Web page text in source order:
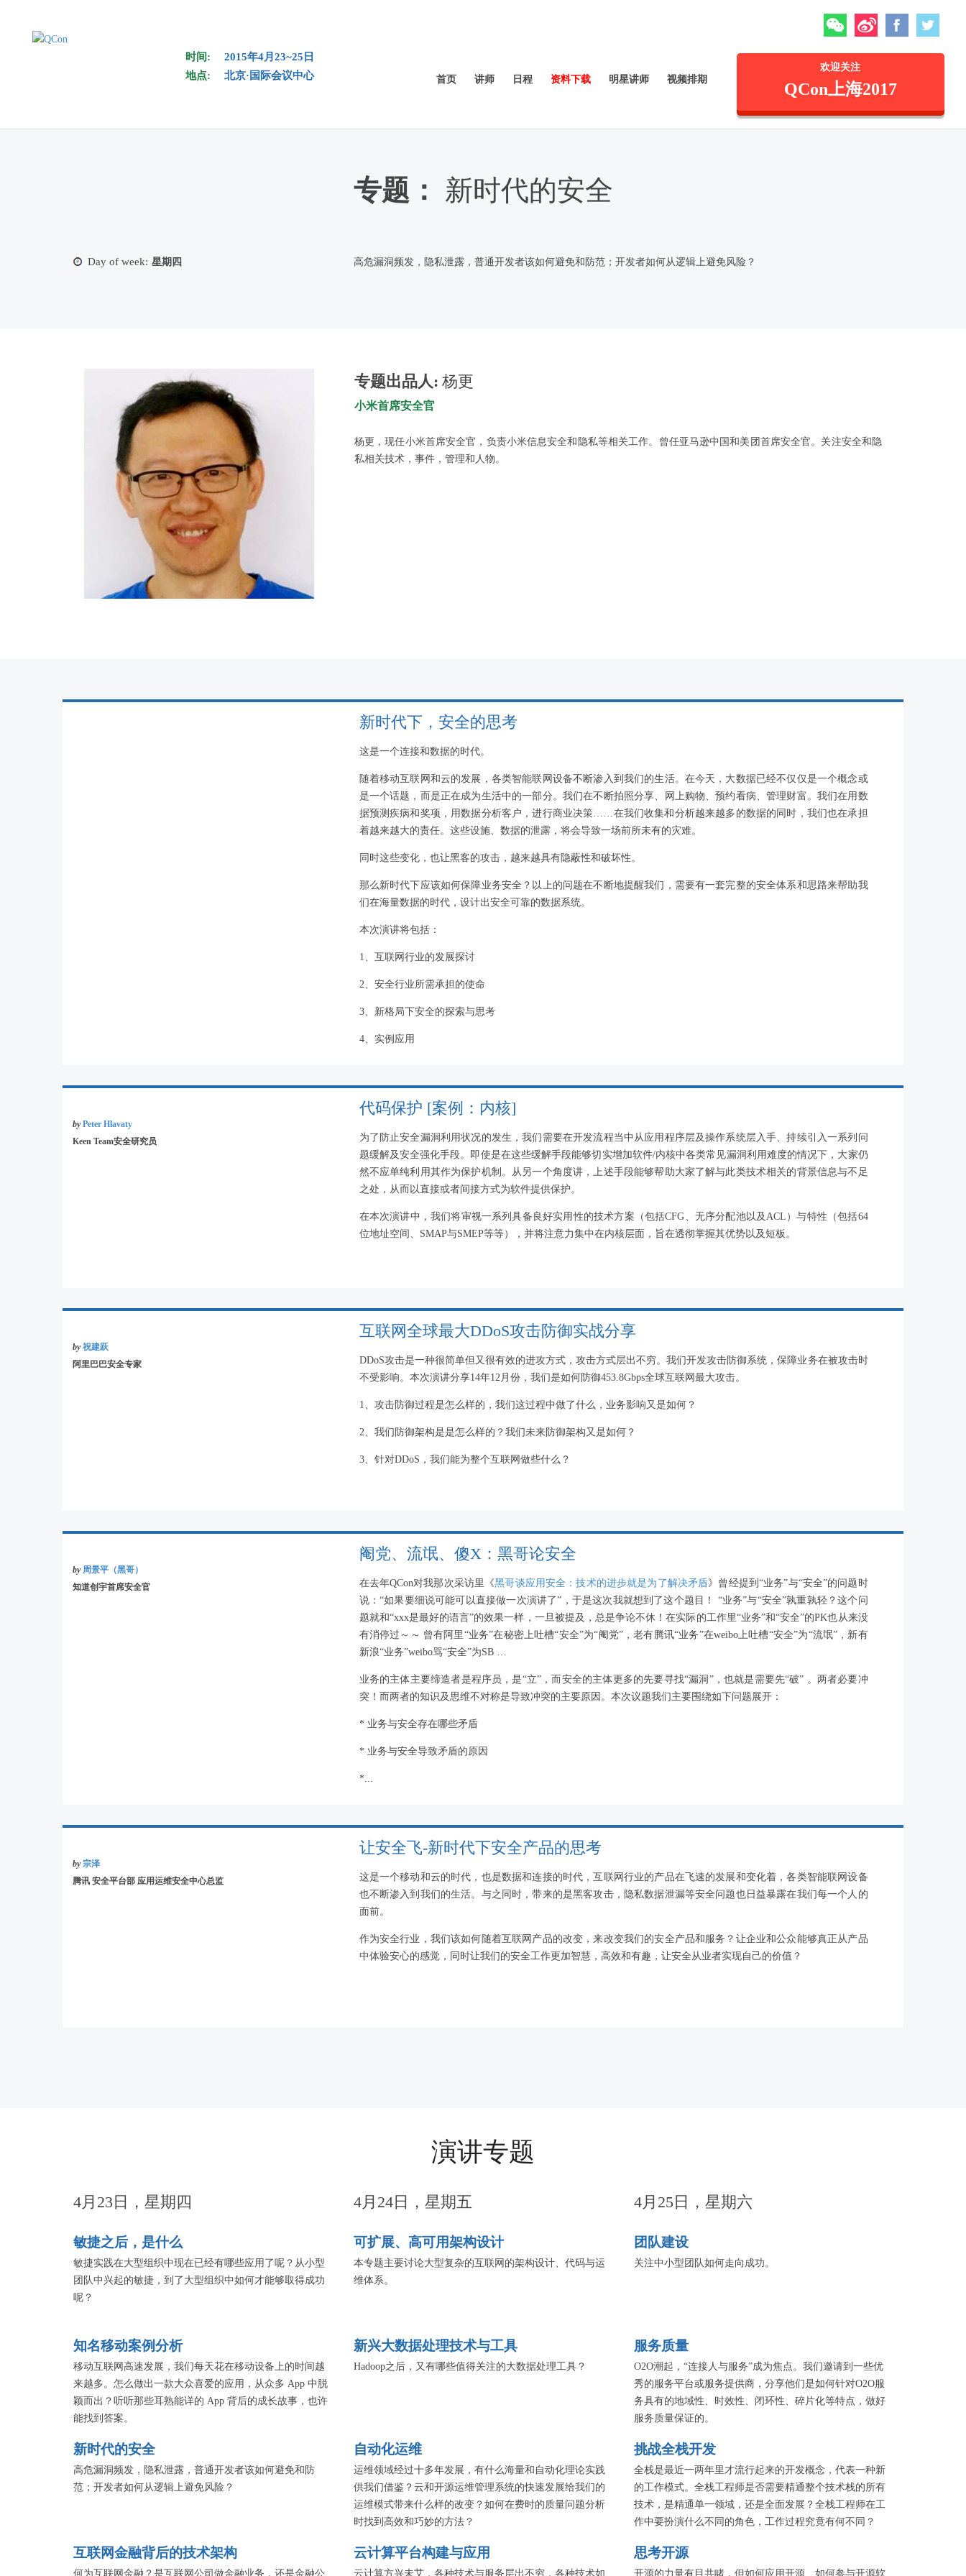
时间:
2015年4月23~25日
地点:
北京·国际会议中心
微信 微博 Facebook
首页 讲师 日程 资料下载 明星讲师 视频排期
欢迎关注
QCon上海2017
专题： 新时代的安全
Day of week: 星期四 高危漏洞频发，隐私泄露，普通开发者该如何避免和防范；开发者如何从逻辑上避免风险？
专题出品人: 杨更
小米首席安全官
杨更，现任小米首席安全官，负责小米信息安全和隐私等相关工作。曾任亚马逊中国和美团首席安全官。关注安全和隐
私相关技术，事件，管理和人物。
新时代下，安全的思考
这是一个连接和数据的时代。
随着移动互联网和云的发展，各类智能联网设备不断渗入到我们的生活。在今天，大数据已经不仅仅是一个概念或
是一个话题，而是正在成为生活中的一部分。我们在不断拍照分享、网上购物、预约看病、管理财富。我们在用数
据预测疾病和奖项，用数据分析客户，进行商业决策……在我们收集和分析越来越多的数据的同时，我们也在承担
着越来越大的责任。这些设施、数据的泄露，将会导致一场前所未有的灾难。
同时这些变化，也让黑客的攻击，越来越具有隐蔽性和破坏性。
那么新时代下应该如何保障业务安全？以上的问题在不断地提醒我们，需要有一套完整的安全体系和思路来帮助我
们在海量数据的时代，设计出安全可靠的数据系统。
本次演讲将包括：
1、互联网行业的发展探讨
2、安全行业所需承担的使命
3、新格局下安全的探索与思考
4、实例应用
by Peter Hlavaty
Keen Team安全研究员
代码保护 [案例：内核]
为了防止安全漏洞利用状况的发生，我们需要在开发流程当中从应用程序层及操作系统层入手、持续引入一系列问
题缓解及安全强化手段。即使是在这些缓解手段能够切实增加软件/内核中各类常见漏洞利用难度的情况下，大家仍
然不应单纯利用其作为保护机制。从另一个角度讲，上述手段能够帮助大家了解与此类技术相关的背景信息与不足
之处，从而以直接或者间接方式为软件提供保护。
在本次演讲中，我们将审视一系列具备良好实用性的技术方案（包括CFG、无序分配池以及ACL）与特性（包括64
位地址空间、SMAP与SMEP等等），并将注意力集中在内核层面，旨在透彻掌握其优势以及短板。
by 祝建跃
阿里巴巴安全专家
互联网全球最大DDoS攻击防御实战分享
DDoS攻击是一种很简单但又很有效的进攻方式，攻击方式层出不穷。我们开发攻击防御系统，保障业务在被攻击时
不受影响。本次演讲分享14年12月份，我们是如何防御453.8Gbps全球互联网最大攻击。
1、攻击防御过程是怎么样的，我们这过程中做了什么，业务影响又是如何？
2、我们防御架构是是怎么样的？我们未来防御架构又是如何？
3、针对DDoS，我们能为整个互联网做些什么？
by 周景平（黑哥）
知道创宇首席安全官
阉党、流氓、傻X：黑哥论安全
在去年QCon对我那次采访里《黑哥谈应用安全：技术的进步就是为了解决矛盾》曾经提到“业务”与“安全”的问题时
说：“如果要细说可能可以直接做一次演讲了”，于是这次我就想到了这个题目！ “业务”与“安全”孰重孰轻？这个问
题就和“xxx是最好的语言”的效果一样，一旦被提及，总是争论不休！在实际的工作里“业务”和“安全”的PK也从来没
有消停过～～ 曾有阿里“业务”在秘密上吐槽“安全”为“阉党”，老有腾讯“业务”在weibo上吐槽“安全”为“流氓”，新有
新浪“业务”weibo骂“安全”为SB …
业务的主体主要缔造者是程序员，是“立”，而安全的主体更多的先要寻找“漏洞”，也就是需要先“破” 。两者必要冲
突！而两者的知识及思维不对称是导致冲突的主要原因。本次议题我们主要围绕如下问题展开：
* 业务与安全存在哪些矛盾
* 业务与安全导致矛盾的原因
*...
by 宗泽
腾讯 安全平台部 应用运维安全中心总监
让安全飞-新时代下安全产品的思考
这是一个移动和云的时代，也是数据和连接的时代，互联网行业的产品在飞速的发展和变化着，各类智能联网设备
也不断渗入到我们的生活。与之同时，带来的是黑客攻击，隐私数据泄漏等安全问题也日益暴露在我们每一个人的
面前。
作为安全行业，我们该如何随着互联网产品的改变，来改变我们的安全产品和服务？让企业和公众能够真正从产品
中体验安心的感觉，同时让我们的安全工作更加智慧，高效和有趣，让安全从业者实现自己的价值？
演讲专题
4月23日，星期四
敏捷之后，是什么
敏捷实践在大型组织中现在已经有哪些应用了呢？从小型
团队中兴起的敏捷，到了大型组织中如何才能够取得成功
呢？
知名移动案例分析
移动互联网高速发展，我们每天花在移动设备上的时间越
来越多。怎么做出一款大众喜爱的应用，从众多 App 中脱
颖而出？听听那些耳熟能详的 App 背后的成长故事，也许
能找到答案。
新时代的安全
高危漏洞频发，隐私泄露，普通开发者该如何避免和防
范；开发者如何从逻辑上避免风险？
互联网金融背后的技术架构
何为互联网金融？是互联网公司做金融业务，还是金融公
4月24日，星期五
可扩展、高可用架构设计
本专题主要讨论大型复杂的互联网的架构设计、代码与运
维体系。
新兴大数据处理技术与工具
Hadoop之后，又有哪些值得关注的大数据处理工具？
自动化运维
运维领域经过十多年发展，有什么海量和自动化理论实践
供我们借鉴？云和开源运维管理系统的快速发展给我们的
运维模式带来什么样的改变？如何在费时的质量问题分析
时找到高效和巧妙的方法？
云计算平台构建与应用
云计算方兴未艾，各种技术与服务层出不穷，各种技术如
4月25日，星期六
团队建设
关注中小型团队如何走向成功。
服务质量
O2O潮起，“连接人与服务”成为焦点。我们邀请到一些优
秀的服务平台或服务提供商，分享他们是如何针对O2O服
务具有的地域性、时效性、闭环性、碎片化等特点，做好
服务质量保证的。
挑战全栈开发
全栈是最近一两年里才流行起来的开发概念，代表一种新
的工作模式。全栈工程师是否需要精通整个技术栈的所有
技术，是精通单一领域，还是全面发展？全栈工程师在工
作中要扮演什么不同的角色，工作过程究竟有何不同？
思考开源
开源的力量有目共睹，但如何应用开源、如何参与开源软